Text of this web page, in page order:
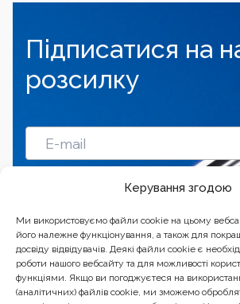
Керування згодою
Ми використовуємо файли cookie на цьому
його належне функціонування, а також для
досвіду відвідувачів. Деякі файли cookie є
роботи нашого вебсайту та для можливості
функціями. Якщо ви погоджуєтеся на
(аналітичних) файлів cookie, ми зможемо
Підписатися на
розсилку
Підписатись